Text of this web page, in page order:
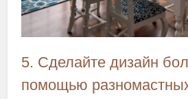
5. Сделайте дизайн
помощью